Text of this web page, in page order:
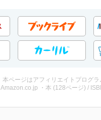
本ページはアフィリエイトプログ
Amazon.co.jp ・本 (128ページ) /